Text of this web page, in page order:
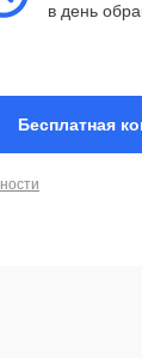
в день
Бесплатная